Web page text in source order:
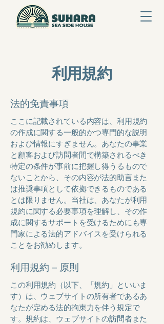
利用規約
法的免責事項
ここに記載されている内容は、利用規約
の作成に関する一般的かつ専門的な説明
および情報にすぎません。あなたの事業
と顧客および訪問者間で構築されるべき
特定の条件が事前に把握し得うるもので
ないことから、その内容が法的助言また
は推奨事項として依拠できるものである
とは限りません。当社は、あなたが利用
規約に関する必要事項を理解し、その作
成に関するサポートを受けるためにも専
門家による法的アドバイスを受けられる
ことをお勧めします。
利用規約 – 原則
この利用規約（以下、「規約」といいま
す）は、ウェブサイトの所有者であるあ
なたが定める法的拘束力を伴う規定で
す。規約は、ウェブサイトの訪問者また